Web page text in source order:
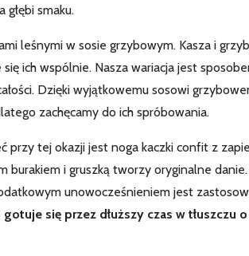
głębi smaku.
leśnymi w sosie grzybowym. Kasza i
ich wspólnie. Nasza wariacja jest
Dzięki wyjątkowemu sosowi
zachęcamy do ich spróbowania.
przy tej okazji jest noga kaczki confit z
burakiem i gruszką tworzy oryginalne
unowocześnieniem jest
się przez dłuższy czas w tłuszczu